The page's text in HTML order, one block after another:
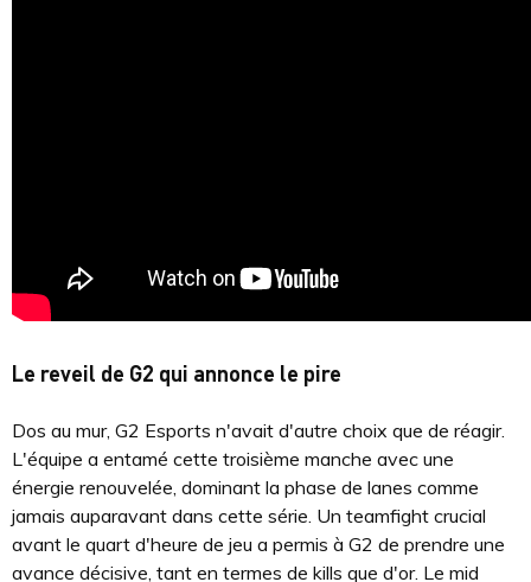
Le reveil de G2 qui annonce le pire
Dos au mur, G2 Esports n'avait d'autre choix que de réagir.
L'équipe a entamé cette troisième manche avec une
énergie renouvelée, dominant la phase de lanes comme
jamais auparavant dans cette série. Un teamfight crucial
avant le quart d'heure de jeu a permis à G2 de prendre une
avance décisive, tant en termes de kills que d'or. Le mid